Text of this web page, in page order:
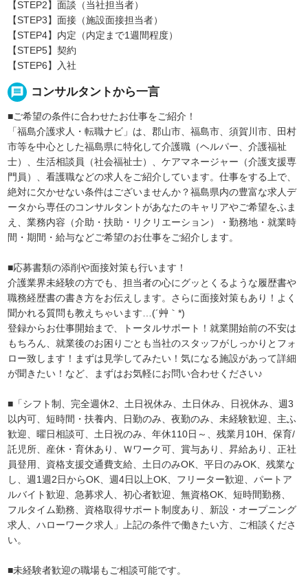
【STEP2】面談（当社担当者）
【STEP3】面接（施設面接担当者）
【STEP4】内定（内定まで1週間程度）
【STEP5】契約
【STEP6】入社
message コンサルタントから一言
■ご希望の条件に合わせたお仕事をご紹介！
「福島介護求人・転職ナビ」は、郡山市、福島市、須賀川市、田村
市等を中心とした福島県に特化して介護職（ヘルパー、介護福祉
士）、生活相談員（社会福祉士）、ケアマネージャー（介護支援専
門員）、看護職などの求人をご紹介しています。仕事をする上で、
絶対に欠かせない条件はございませんか？福島県内の豊富な求人デ
ータから専任のコンサルタントがあなたのキャリアやご希望をふま
え、業務内容（介助・扶助・リクリエーション）・勤務地・就業時
間・期間・給与などご希望のお仕事をご紹介します。
■応募書類の添削や面接対策も行います！
介護業界未経験の方でも、担当者の心にグッとくるような履歴書や
職務経歴書の書き方をお伝えします。さらに面接対策もあり！よく
聞かれる質問も教えちゃいます…(´艸｀*)
登録からお仕事開始まで、トータルサポート！就業開始前の不安は
もちろん、就業後のお困りごとも当社のスタッフがしっかりとフォ
ロー致します！まずは見学してみたい！気になる施設があって詳細
が聞きたい！など、まずはお気軽にお問い合わせください♪
■「シフト制、完全週休2、土日祝休み、土日休み、日祝休み、週3
以内可、短時間・扶養内、日勤のみ、夜勤のみ、未経験歓迎、主ふ
歓迎、曜日相談可、土日祝のみ、年休110日～、残業月10H、保育/
託児所、産休・育休あり、Ｗワーク可、賞与あり、昇給あり、正社
員登用、資格支援交通費支給、土日のみOK、平日のみOK、残業な
し、週1週2日からOK、週4日以上OK、フリーター歓迎、パートア
ルバイト歓迎、急募求人、初心者歓迎、無資格OK、短時間勤務、
フルタイム勤務、資格取得サポート制度あり、新設・オープニング
求人、ハローワーク求人」上記の条件で働きたい方、ご相談くださ
い。
■未経験者歓迎の職場もご相談可能です。